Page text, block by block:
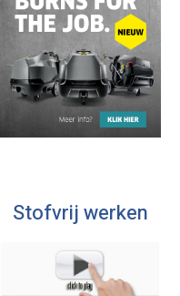
Stofvrij werken